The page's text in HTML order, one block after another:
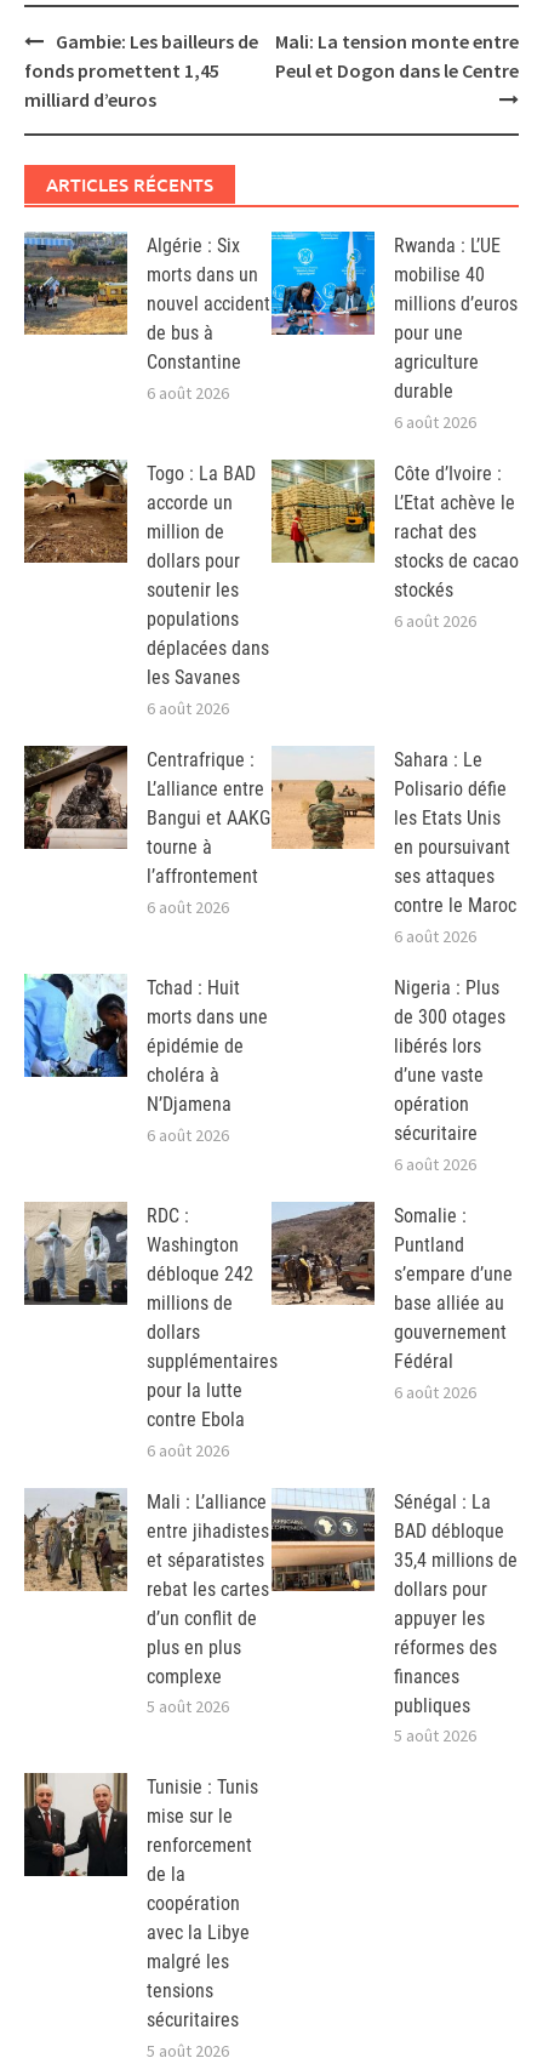
Post
navigation
Gambie: Les bailleurs de
fonds promettent 1,45
milliard d’euros
Mali: La tension monte entre
Peul et Dogon dans le Centre
ARTICLES RÉCENTS
Algérie : Six
morts dans un
nouvel accident
de bus à
Constantine
6 août 2026
Rwanda : L’UE
mobilise 40
millions d’euros
pour une
agriculture
durable
6 août 2026
Togo : La BAD
accorde un
million de
dollars pour
soutenir les
populations
déplacées dans
les Savanes
6 août 2026
Côte d’Ivoire :
L’Etat achève le
rachat des
stocks de cacao
stockés
6 août 2026
Centrafrique :
L’alliance entre
Bangui et AAKG
tourne à
l’affrontement
6 août 2026
Sahara : Le
Polisario défie
les Etats Unis
en poursuivant
ses attaques
contre le Maroc
6 août 2026
Tchad : Huit
morts dans une
épidémie de
choléra à
N’Djamena
6 août 2026
Nigeria : Plus
de 300 otages
libérés lors
d’une vaste
opération
sécuritaire
6 août 2026
RDC :
Washington
débloque 242
millions de
dollars
supplémentaires
pour la lutte
contre Ebola
6 août 2026
Somalie :
Puntland
s’empare d’une
base alliée au
gouvernement
Fédéral
6 août 2026
Mali : L’alliance
entre jihadistes
et séparatistes
rebat les cartes
d’un conflit de
plus en plus
complexe
5 août 2026
Sénégal : La
BAD débloque
35,4 millions de
dollars pour
appuyer les
réformes des
finances
publiques
5 août 2026
Tunisie : Tunis
mise sur le
renforcement
de la
coopération
avec la Libye
malgré les
tensions
sécuritaires
5 août 2026